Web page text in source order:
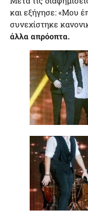
και εξήγησε: «Μου
συνεχίστηκε
άλλα απρόοπτα.